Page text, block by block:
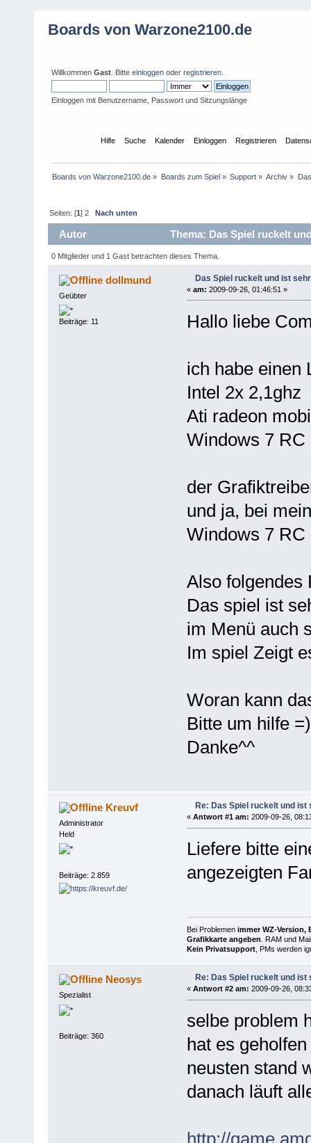
Boards von Warzone2100.de
Willkommen Gast . Bitte einloggen oder registrieren
Einloggen mit Benutzername, Passwort und Sitzungslänge
Hilfe Suche Kalender Einloggen Registrieren
Boards von Warzone2100.de » Boards zum Spiel» Support» Archiv »
Seiten: [1]2 Nach unten
Autor Thema: Das Spiel ruckelt
0 Mitglieder und 1 Gast betrachten dieses Thema.
dollmund
Geübter
Beiträge: 11
Das Spiel ruckelt und ist
« am: 2009-09-26, 01:46:51 »
Hallo liebe
ich habe einen
Intel 2x 2,1ghz
Ati radeon
Windows 7 RC
der
und ja, bei
Windows 7 RC
Also folgendes
Das spiel ist
im Menü auch
Im spiel Zeigt
Woran kann
Bitte um hilfe =)
Danke^^
Kreuvf
Administrator
Held
Beiträge: 2.859
Re: Das Spiel ruckelt und ist
« Antwort #1 am: 2009-09-26,
Liefere bitte
angezeigten
Bei Problemen immer WZ-Version,
Grafikkarte angeben. RAM und
Kein Privatsupport, PMs werden
Neosys
Spezialist
Beiträge: 360
Re: Das Spiel ruckelt und ist
« Antwort #2 am: 2009-09-26,
selbe problem
hat es
neusten stand
danach läuft